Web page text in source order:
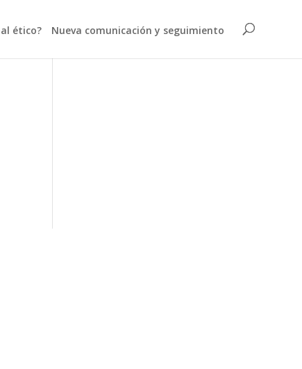
ético? Nueva comunicación y seguimiento